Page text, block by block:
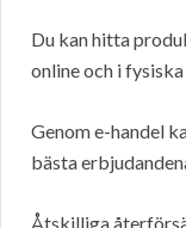
Du kan hitta
online och i
Genom e-handel
bästa
Åtskilliga